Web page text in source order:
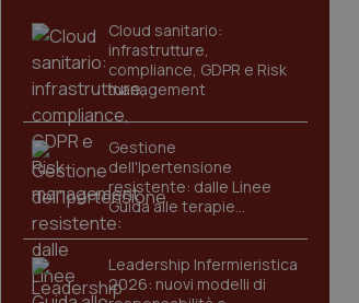
Cloud sanitario:
infrastrutture,
compliance, GDPR e Risk
management
Gestione
dell'Ipertensione
resistente: dalle Linee
Guida alle terapie
innovative
Leadership Infermieristica
2026: nuovi modelli di